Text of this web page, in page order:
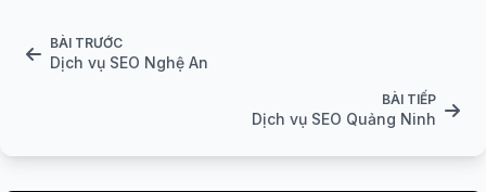
BÀI TRƯỚC
Dịch vụ SEO Nghệ An
BÀI TIẾP
Dịch vụ SEO Quảng Ninh